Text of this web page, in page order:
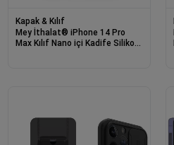
Kapak & Kılıf
Mey İthalat® iPhone 14 Pro
Max Kılıf Nano içi Kadife Silikon